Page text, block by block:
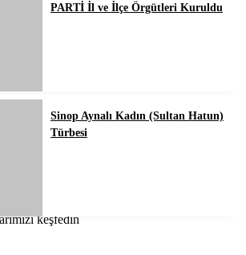
PARTİ İl ve İlçe Örgütleri Kuruldu
Sinop Aynalı Kadın (Sultan Hatun)
Türbesi
keşfedin